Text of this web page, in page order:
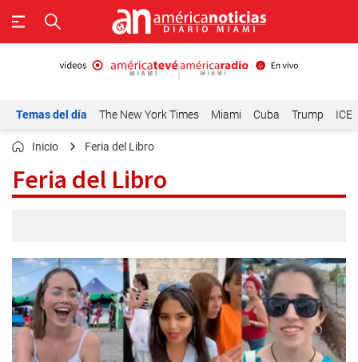
Temas del día The New York Times Miami Cuba Trump ICE
Inicio Feria del Libro
Feria del Libro